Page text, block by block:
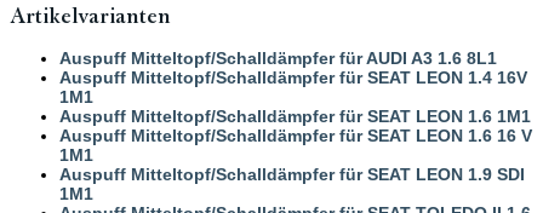
Artikelvarianten
Auspuff Mitteltopf/Schalldämpfer für AUDI A3 1.6 8L1
Auspuff Mitteltopf/Schalldämpfer für SEAT LEON 1.4 16V
1M1
Auspuff Mitteltopf/Schalldämpfer für SEAT LEON 1.6 1M1
Auspuff Mitteltopf/Schalldämpfer für SEAT LEON 1.6 16 V
1M1
Auspuff Mitteltopf/Schalldämpfer für SEAT LEON 1.9 SDI
1M1